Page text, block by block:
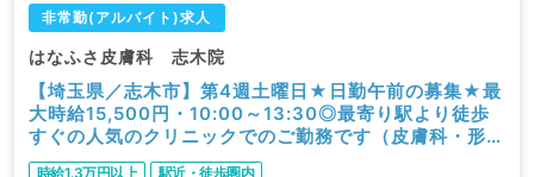
非常勤(アルバイト)求人
はなふさ皮膚科 志木院
【埼玉県／志木市】第4週土曜日★日勤午前の募集★最
大時給15,500円・10:00～13:30◎最寄り駅より徒歩
すぐの人気のクリニックでのご勤務です（皮膚科・形成
外科／非常勤）
時給1.3万円以上 駅近・徒歩圏内